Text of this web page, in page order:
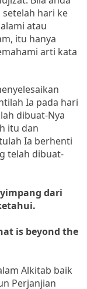
setelah hari ke
atau
itu hanya
arti kata
Ia pada hari
dibuat-Nya
itu dan
Ia berhenti
telah dibuat-
dari
is beyond the
Alkitab baik
Perjanjian